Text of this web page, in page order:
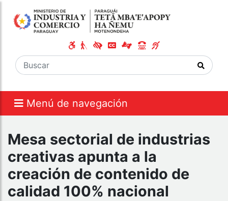
Menú de navegación
Mesa sectorial de industrias
creativas apunta a la
creación de contenido de
calidad 100% nacional